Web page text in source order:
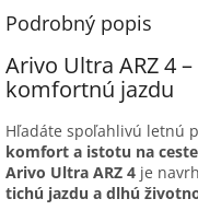
Podrobný popis
Arivo Ultra ARZ 4
komfortnú jazdu
Hľadáte spoľahlivú letnú
komfort a istotu na ceste
Arivo Ultra ARZ 4 je
tichú jazdu a dlhú